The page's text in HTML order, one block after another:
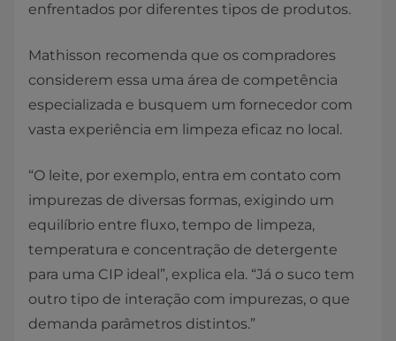
enfrentados por diferentes tipos de produtos.
Mathisson recomenda que os compradores
considerem essa uma área de competência
especializada e busquem um fornecedor com
vasta experiência em limpeza eficaz no local.
“O leite, por exemplo, entra em contato com
impurezas de diversas formas, exigindo um
equilíbrio entre fluxo, tempo de limpeza,
temperatura e concentração de detergente
para uma CIP ideal”, explica ela. “Já o suco tem
outro tipo de interação com impurezas, o que
demanda parâmetros distintos.”